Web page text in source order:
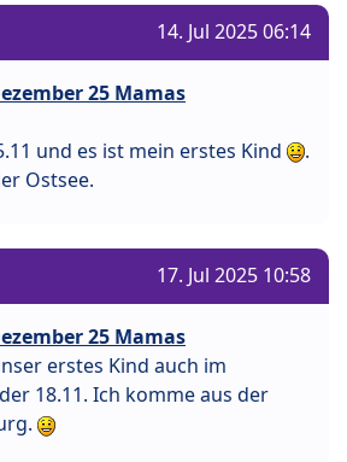
14. Jul 2025 06:14
25 Mamas
und es ist mein erstes Kind
.
Ostsee.
17. Jul 2025 10:58
25 Mamas
erstes Kind auch im
18.11. Ich komme aus der